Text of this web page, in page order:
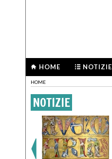
HOME NOTIZIE
HOME
NOTIZIE